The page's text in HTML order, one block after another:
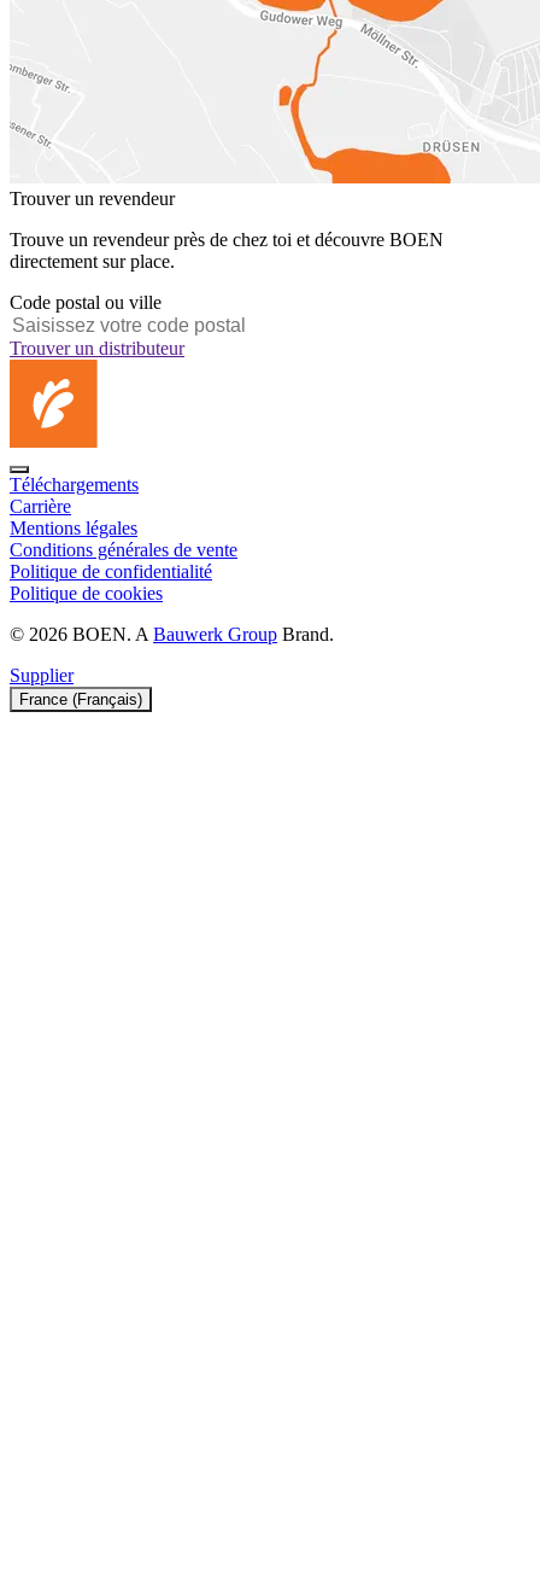
Trouver un revendeur
Trouve un revendeur près de chez toi et découvre BOEN
directement sur place.
Code postal ou ville
Trouver un distributeur
Téléchargements
Carrière
Mentions légales
Conditions générales de vente
Politique de confidentialité
Politique de cookies
© 2026 BOEN. ABauwerk Group Brand.
Supplier
France (Français)